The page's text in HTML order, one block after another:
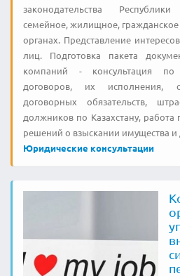
законодательства
семейное, жилищное, гражданское
органах. Представление
лиц. Подготовка пакета
компаний - консультация по
договоров, их
договорных обязательств,
должников по Казахстану,
решений о взыскании имущества и
Юридические консультации